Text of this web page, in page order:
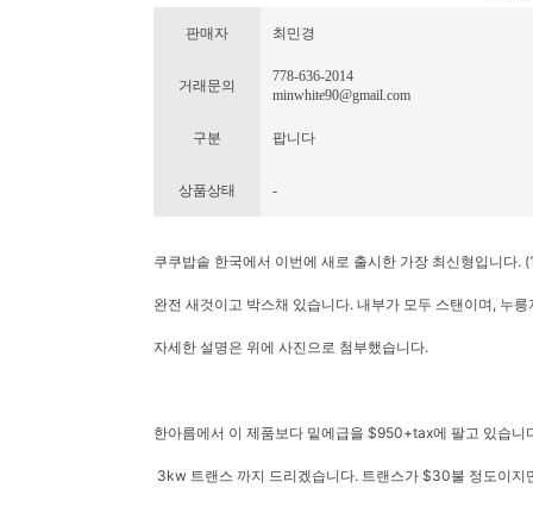
판매자 최민경
거래문의
778-636-2014
minwhite90@gmail.com
구분 팝니다
상품상태 -
쿠쿠밥솥 한국에서 이번에 새로 출시한 가장 최신형입니다.
완전 새것이고 박스채 있습니다. 내부가 모두 스탠이며, 누
자세한 설명은 위에 사진으로 첨부했습니다.
한아름에서 이 제품보다 밑에급을 $950+tax에 팔고 있습니
3kw 트랜스 까지 드리겠습니다. 트랜스가 $30불 정도이지